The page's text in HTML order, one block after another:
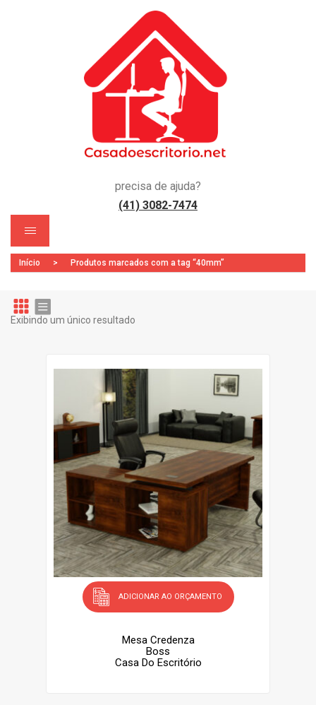
precisa de ajuda?
(41) 3082-7474
Início > Produtos marcados com a tag “40mm”
Exibindo um único resultado
ADICIONAR AO ORÇAMENTO
Mesa Credenza
Boss
Casa Do Escritório